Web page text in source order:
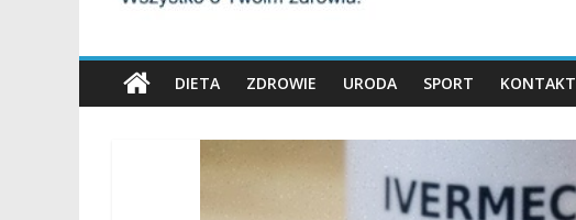
Blog
Uroda
DIETA ZDROWIE URODA SPORT KONTAKT